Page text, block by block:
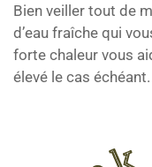
Bien veiller tout de
d’eau fraîche qui
forte chaleur vous
élevé le cas échéant.